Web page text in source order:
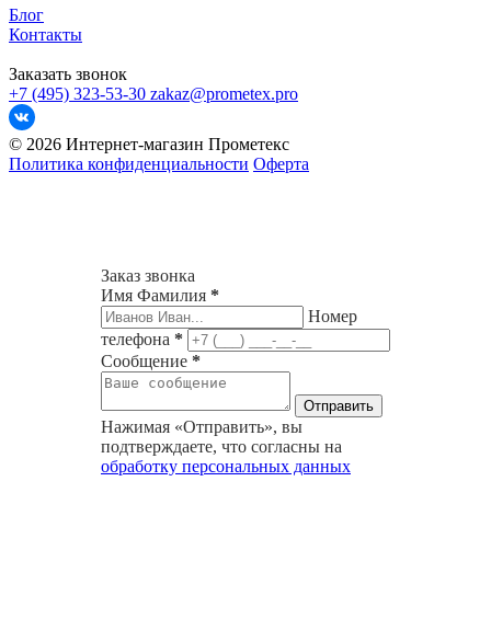
Блог
Контакты
Заказать звонок
+7 (495) 323-53-30 zakaz@prometex.pro
© 2026 Интернет-магазин Прометекс
Политика конфиденциальности Оферта
Заказ звонка
Имя Фамилия *
Номер
телефона *
Сообщение *
Нажимая «Отправить», вы
подтверждаете, что согласны на
обработку персональных данных